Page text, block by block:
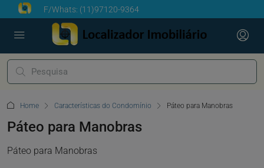
F/Whats: (11)97120-9364
Home Características do Condomínio Páteo para Manobras
Páteo para Manobras
Páteo para Manobras